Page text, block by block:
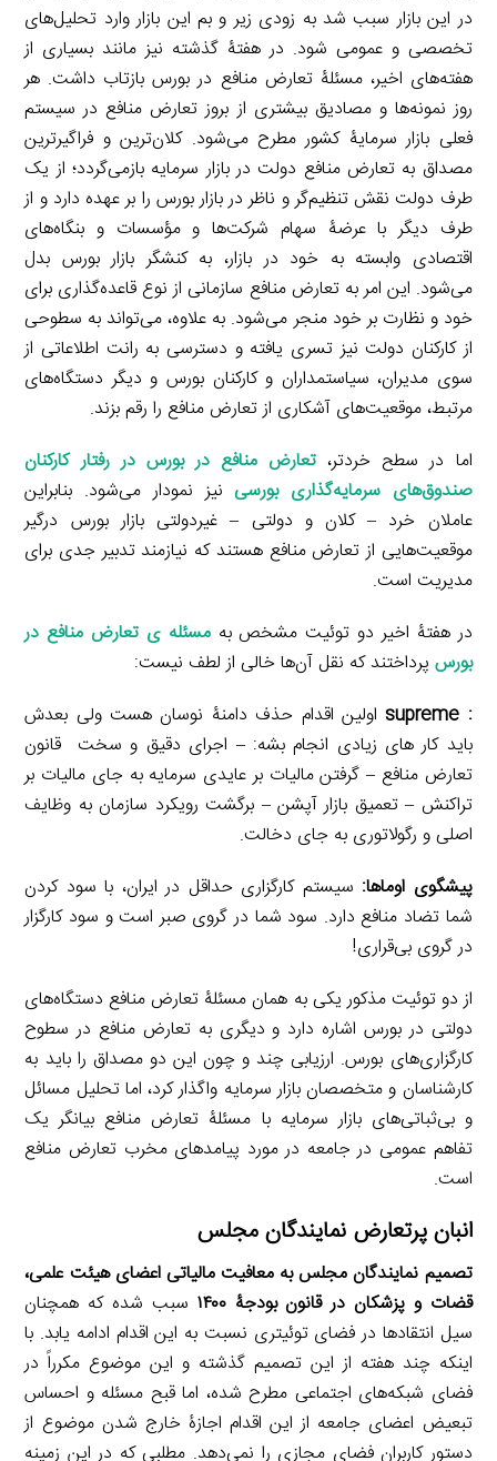
در این بازار سبب شد به زودی زیر و بم این بازار وارد تحلیل‌های
تخصصی و عمومی شود. در هفتۀ گذشته نیز مانند بسیاری از
هفته‌های اخیر، مسئلۀ تعارض منافع در بورس بازتاب داشت. هر
روز نمونه‌ها و مصادیق بیشتری از بروز تعارض منافع در سیستم
فعلی بازار سرمایۀ کشور مطرح می‌شود. کلان‌ترین و فراگیرترین
مصداق به تعارض منافع دولت در بازار سرمایه بازمی‌گردد؛ از یک
طرف دولت نقش تنظیم‌گر و ناظر در بازار بورس را بر عهده دارد و از
طرف دیگر با عرضۀ سهام شرکت‌ها و مؤسسات و بنگاه‌های
اقتصادی وابسته به خود در بازار، به کنشگر بازار بورس بدل
می‌شود. این امر به تعارض منافع سازمانی از نوع قاعده‌گذاری برای
خود و نظارت بر خود منجر می‌شود. به علاوه، می‌تواند به سطوحی
از کارکنان دولت نیز تسری یافته و دسترسی به رانت اطلاعاتی از
سوی مدیران، سیاستمداران و کارکنان بورس و دیگر دستگاه‌های
مرتبط، موقعیت‌های آشکاری از تعارض منافع را رقم بزند.
اما در سطح خردتر، تعارض منافع در بورس در رفتار کارکنان
صندوق‌های سرمایه‌گذاری بورسینیز نمودار می‌شود. بنابراین
عاملان خرد – کلان و دولتی – غیردولتی بازار بورس درگیر
موقعیت‌هایی از تعارض منافع هستند که نیازمند تدبیر جدی برای
مدیریت است.
در هفتۀ اخیر دو توئیت مشخص بهمسئله ی تعارض منافع در
بورس پرداختند که نقل آن‌ها خالی از لطف نیست:
: supreme
اولین اقدام حذف دامنۀ نوسان هست ولی بعدش
باید کار های زیادی انجام بشه: – اجرای دقیق و سخت قانون
تعارض منافع – گرفتن مالیات بر عایدی سرمایه به جای مالیات بر
تراکنش – تعمیق بازار آپشن – برگشت رویکرد سازمان به وظایف
اصلی و رگولاتوری به جای دخالت.
پیشگوی اوماها: سیستم کارگزاری حداقل در ایران، با سود کردن
شما تضاد منافع دارد. سود شما در گروی صبر است و سود کارگزار
در گروی بی‌قراری!
از دو توئیت مذکور یکی به همان مسئلۀ تعارض منافع دستگاه‌های
دولتی در بورس اشاره دارد و دیگری به تعارض منافع در سطوح
کارگزاری‌های بورس. ارزیابی چند و چون این دو مصداق را باید به
کارشناسان و متخصصان بازار سرمایه واگذار کرد، اما تحلیل مسائل
و بی‌ثباتی‌های بازار سرمایه با مسئلۀ تعارض منافع بیانگر یک
تفاهم عمومی در جامعه در مورد پیامدهای مخرب تعارض منافع
است.
انبان پرتعارض نمایندگان مجلس
تصمیم نمایندگان مجلس به معافیت مالیاتی اعضای هیئت علمی،
قضات و پزشکان در قانون بودجۀ ۱۴۰۰
سبب شده که همچنان
سیل انتقادها در فضای توئیتری نسبت به این اقدام ادامه یابد. با
اینکه چند هفته از این تصمیم گذشته و این موضوع مکرراً در
فضای شبکه‌های اجتماعی مطرح شده، اما قبح مسئله و احساس
تبعیض اعضای جامعه از این اقدام اجازۀ خارج شدن موضوع از
دستور کاربران فضای مجازی را نمی‌دهد. مطلبی که در این زمینه